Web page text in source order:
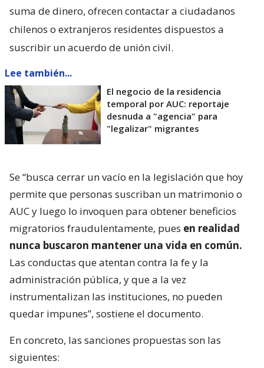
suma de dinero, ofrecen contactar a ciudadanos
chilenos o extranjeros residentes dispuestos a
suscribir un acuerdo de unión civil.
Lee también...
El negocio de la residencia
temporal por AUC: reportaje
desnuda a "agencia" para
"legalizar" migrantes
Se “busca cerrar un vacío en la legislación que hoy
permite que personas suscriban un matrimonio o
AUC y luego lo invoquen para obtener beneficios
migratorios fraudulentamente, pues en realidad
nunca buscaron mantener una vida en común.
Las conductas que atentan contra la fe y la
administración pública, y que a la vez
instrumentalizan las instituciones, no pueden
quedar impunes”, sostiene el documento.
En concreto, las sanciones propuestas son las
siguientes: